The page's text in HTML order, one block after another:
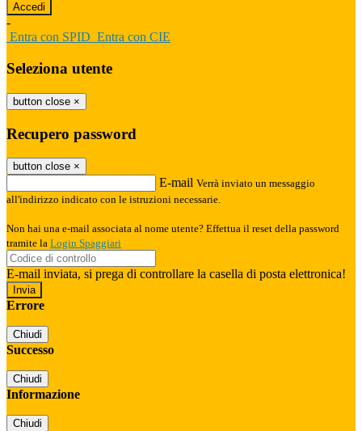
-
Entra con SPID Entra con CIE
Seleziona utente
button close ×
Recupero password
button close ×
E-mail Verrà inviato un messaggio
all'indirizzo indicato con le istruzioni necessarie.
Non hai una e-mail associata al nome utente? Effettua il reset della password
tramite la Login Spaggiari
E-mail inviata, si prega di controllare la casella di posta elettronica!
Errore
Chiudi
Successo
Chiudi
Informazione
Chiudi